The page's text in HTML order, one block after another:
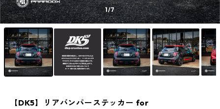
1/7
【DK5】リアバンパーステッカー for